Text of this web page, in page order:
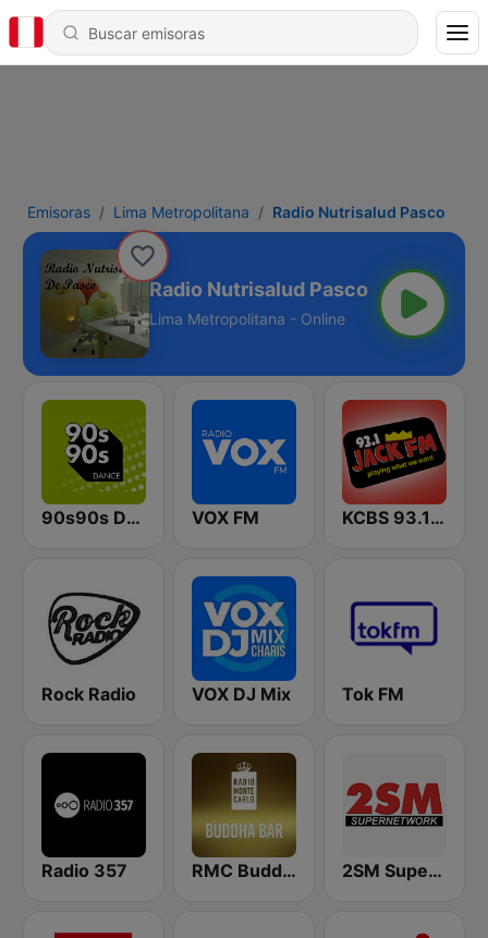
Emisoras Lima Metropolitana Radio Nutrisalud Pasco
Radio Nutrisalud Pasco
Lima Metropolitana - Online
90s90s Dance VOX FM KCBS 93.1 Jack FM (US Only)
Rock Radio VOX DJ Mix Tok FM
Radio 357 RMC Buddha-Bar Monte Carlo 2SM Super Radio